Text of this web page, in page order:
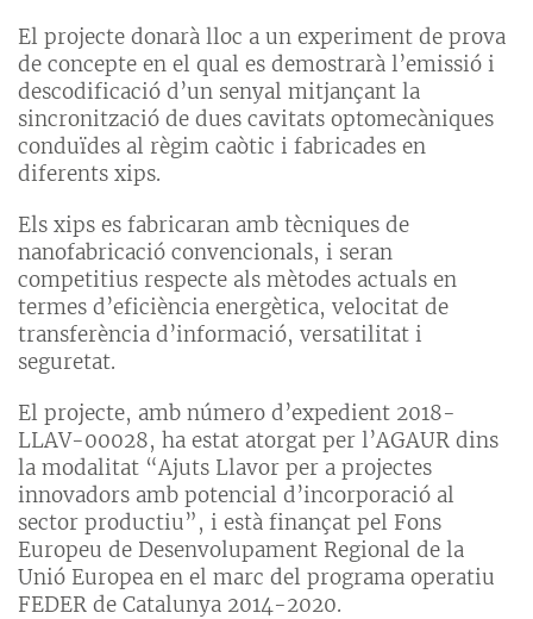
El projecte donarà lloc a un experiment de prova
de concepte en el qual es demostrarà l’emissió i
descodificació d’un senyal mitjançant la
sincronització de dues cavitats optomecàniques
conduïdes al règim caòtic i fabricades en
diferents xips.
Els xips es fabricaran amb tècniques de
nanofabricació convencionals, i seran
competitius respecte als mètodes actuals en
termes d’eficiència energètica, velocitat de
transferència d’informació, versatilitat i
seguretat.
El projecte, amb número d’expedient 2018-
LLAV-00028, ha estat atorgat per l’AGAUR dins
la modalitat “Ajuts Llavor per a projectes
innovadors amb potencial d’incorporació al
sector productiu”, i està finançat pel Fons
Europeu de Desenvolupament Regional de la
Unió Europea en el marc del programa operatiu
FEDER de Catalunya 2014-2020.